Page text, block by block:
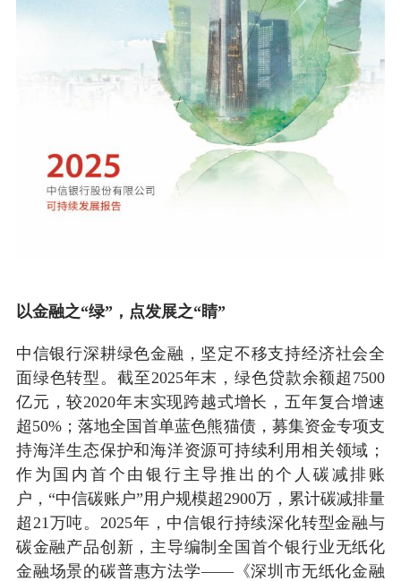
以金融之“绿”，点发展之“睛”
中信银行深耕绿色金融，坚定不移支持经济社会全
面绿色转型。截至2025年末，绿色贷款余额超7500
亿元，较2020年末实现跨越式增长，五年复合增速
超50%；落地全国首单蓝色熊猫债，募集资金专项支
持海洋生态保护和海洋资源可持续利用相关领域；
作为国内首个由银行主导推出的个人碳减排账
户，“中信碳账户”用户规模超2900万，累计碳减排量
超21万吨。2025年，中信银行持续深化转型金融与
碳金融产品创新，主导编制全国首个银行业无纸化
金融场景的碳普惠方法学——《深圳市无纸化金融